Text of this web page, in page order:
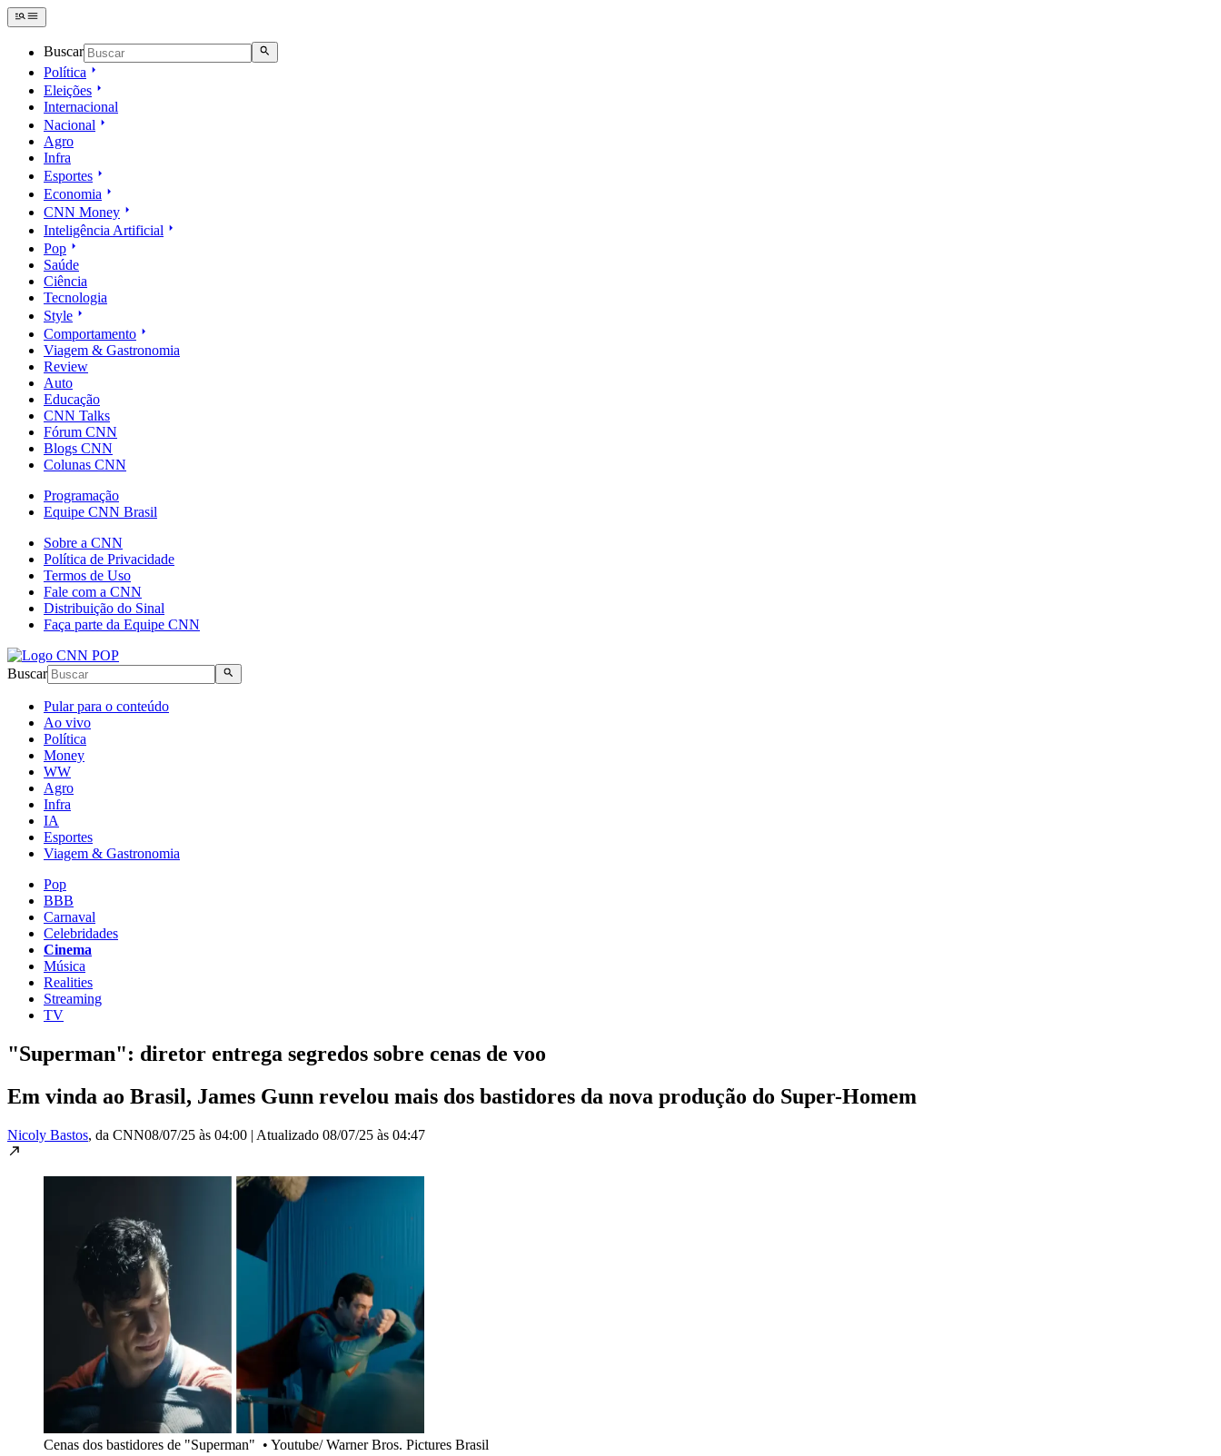
Buscar
Política
Eleições
Internacional
Nacional
Agro
Infra
Esportes
Economia
CNN Money
Inteligência Artificial
Pop
Saúde
Ciência
Tecnologia
Style
Comportamento
Viagem & Gastronomia
Review
Auto
Educação
CNN Talks
Fórum CNN
Blogs CNN
Colunas CNN
Programação
Equipe CNN Brasil
Sobre a CNN
Política de Privacidade
Termos de Uso
Fale com a CNN
Distribuição do Sinal
Faça parte da Equipe CNN
Buscar
Pular para o conteúdo
Ao vivo
Política
Money
WW
Agro
Infra
IA
Esportes
Viagem & Gastronomia
Pop
BBB
Carnaval
Celebridades
Cinema
Música
Realities
Streaming
TV
"Superman": diretor entrega segredos sobre cenas de voo
Em vinda ao Brasil, James Gunn revelou mais dos bastidores da nova produção do Super-Homem
Nicoly Bastos, da CNN08/07/25 às 04:00 | Atualizado 08/07/25 às 04:47
Cenas dos bastidores de "Superman" • Youtube/ Warner Bros. Pictures Brasil